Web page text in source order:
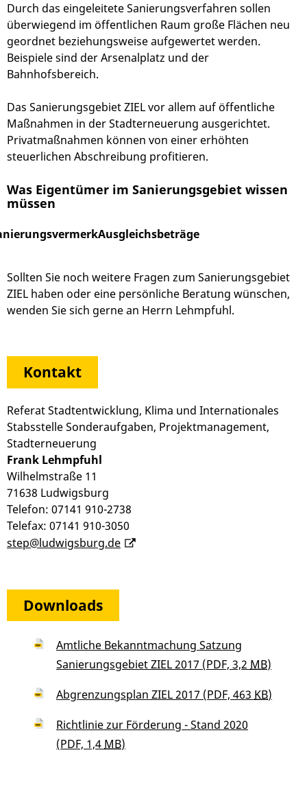
Durch das eingeleitete Sanierungsverfahren sollen
überwiegend im öffentlichen Raum große Flächen neu
geordnet beziehungsweise aufgewertet werden.
Beispiele sind der Arsenalplatz und der
Bahnhofsbereich.
Das Sanierungsgebiet ZIEL vor allem auf öffentliche
Maßnahmen in der Stadterneuerung ausgerichtet.
Privatmaßnahmen können von einer erhöhten
steuerlichen Abschreibung profitieren.
Was Eigentümer im Sanierungsgebiet wissen
müssen
Ausgleichsbeträge
Sollten Sie noch weitere Fragen zum Sanierungsgebiet
ZIEL haben oder eine persönliche Beratung wünschen,
wenden Sie sich gerne an Herrn Lehmpfuhl.
Kontakt
Referat Stadtentwicklung, Klima und Internationales
Stabsstelle Sonderaufgaben, Projektmanagement,
Stadterneuerung
Frank Lehmpfuhl
Wilhelmstraße 11
71638 Ludwigsburg
Telefon: 07141 910-2738
Telefax: 07141 910-3050
step@ludwigsburg.de
Downloads
Amtliche Bekanntmachung Satzung
Sanierungsgebiet ZIEL 2017 (PDF, 3,2 MB)
Abgrenzungsplan ZIEL 2017 (PDF, 463 KB)
Richtlinie zur Förderung - Stand 2020
(PDF, 1,4 MB)